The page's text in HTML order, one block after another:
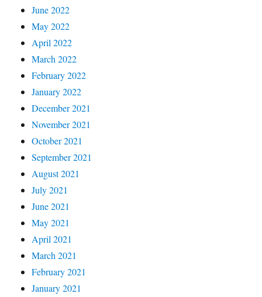
June 2022
May 2022
April 2022
March 2022
February 2022
January 2022
December 2021
November 2021
October 2021
September 2021
August 2021
July 2021
June 2021
May 2021
April 2021
March 2021
February 2021
January 2021